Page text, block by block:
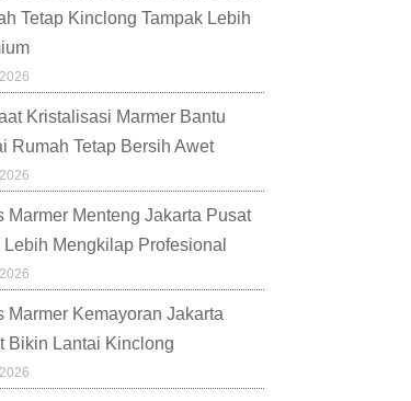
Tetap Kinclong Tampak Lebih
Kristalisasi Marmer Bantu
Rumah Tetap Bersih Awet
Marmer Menteng Jakarta Pusat
Lebih Mengkilap Profesional
Marmer Kemayoran Jakarta
Bikin Lantai Kinclong